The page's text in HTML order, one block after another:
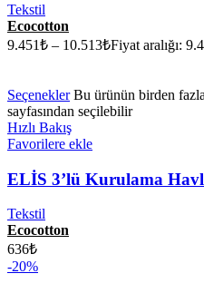
Tekstil
Ecocotton
9.451₺ – 10.513₺Fiyat aralığı:
Seçenekler Bu ürünün birden
sayfasından seçilebilir
Hızlı Bakış
Favorilere ekle
ELİS 3’lü Kurulama
Tekstil
Ecocotton
636₺
-20%